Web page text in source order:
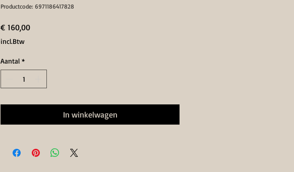
Productcode: 6971186417828
€ 160,00Prijs
incl.Btw
Aantal *
In winkelwagen